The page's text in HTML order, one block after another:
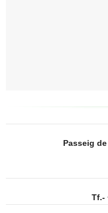
Passeig
Tf.-